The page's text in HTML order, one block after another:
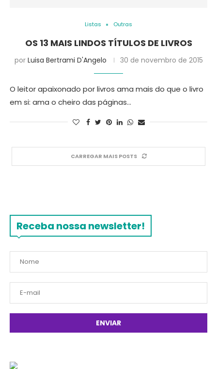
Listas Outras
OS 13 MAIS LINDOS TÍTULOS DE LIVROS
por Luisa Bertrami D'Angelo 30 de novembro de 2015
O leitor apaixonado por livros ama mais do que o livro
em si: ama o cheiro das páginas…
CARREGAR MAIS POSTS
Receba nossa newsletter!